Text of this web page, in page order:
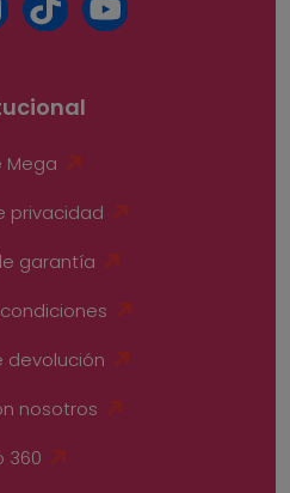
Mega
privacidad
garantía
devolución
nosotros
360